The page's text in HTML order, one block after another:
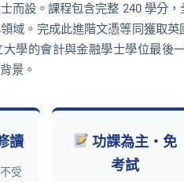
而設。課程包含完整 240 學分
域。完成此進階文憑等同獲取
學的會計與金融學士學位最後
景。
讀
受
功課為主・免
考試